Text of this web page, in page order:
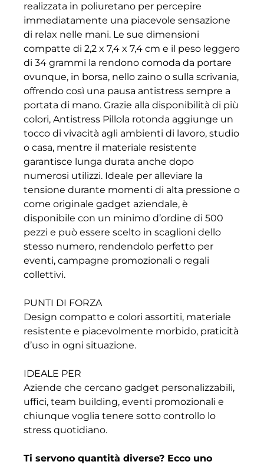
realizzata in poliuretano per percepire
immediatamente una piacevole sensazione
di relax nelle mani. Le sue dimensioni
compatte di 2,2 x 7,4 x 7,4 cm e il peso leggero
di 34 grammi la rendono comoda da portare
ovunque, in borsa, nello zaino o sulla scrivania,
offrendo così una pausa antistress sempre a
portata di mano. Grazie alla disponibilità di più
colori, Antistress Pillola rotonda aggiunge un
tocco di vivacità agli ambienti di lavoro, studio
o casa, mentre il materiale resistente
garantisce lunga durata anche dopo
numerosi utilizzi. Ideale per alleviare la
tensione durante momenti di alta pressione o
come originale gadget aziendale, è
disponibile con un minimo d’ordine di 500
pezzi e può essere scelto in scaglioni dello
stesso numero, rendendolo perfetto per
eventi, campagne promozionali o regali
collettivi.
PUNTI DI FORZA
Design compatto e colori assortiti, materiale
resistente e piacevolmente morbido, praticità
d’uso in ogni situazione.
IDEALE PER
Aziende che cercano gadget personalizzabili,
uffici, team building, eventi promozionali e
chiunque voglia tenere sotto controllo lo
stress quotidiano.
Ti servono quantità diverse? Ecco uno